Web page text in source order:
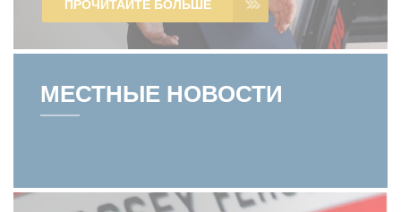
ПРОЧИТАЙТЕ БОЛЬШЕ
МЕСТНЫЕ НОВОСТИ